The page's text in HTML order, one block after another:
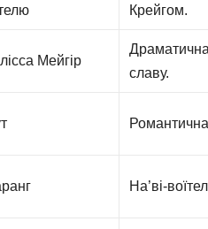
Крейгом.
Мейгір
славу.
На’ві-